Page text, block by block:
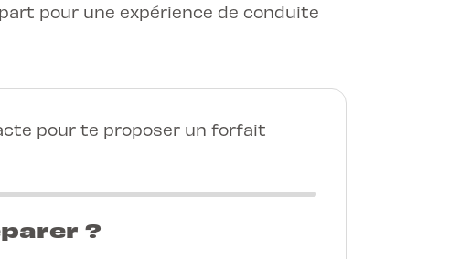
pour une expérience de conduite
pour te proposer un forfait
?